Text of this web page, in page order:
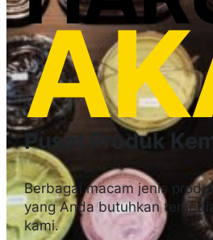
Pusat Produk
Berbagai macam jenis
yang Anda butuhkan
kami.